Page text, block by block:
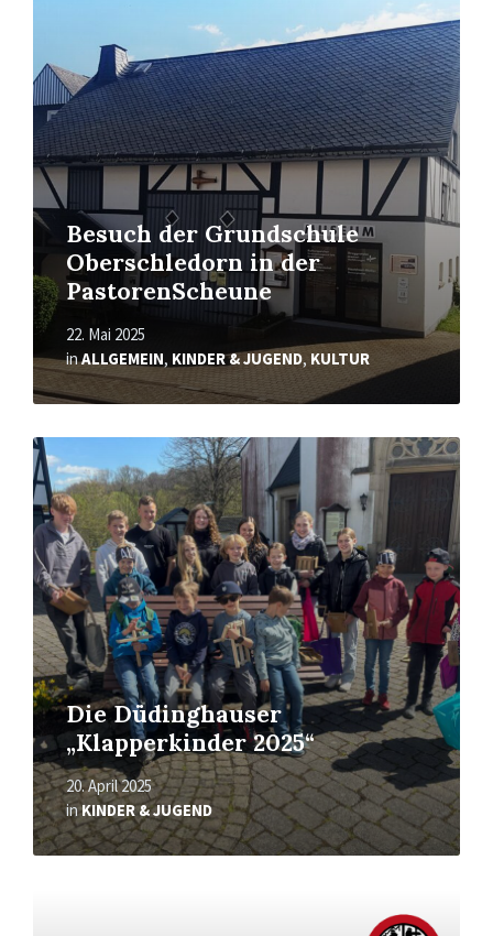
Besuch der Grundschule
Oberschledorn in der
PastorenScheune
22. Mai 2025
inALLGEMEIN, KINDER & JUGEND, KULTUR
Die Düdinghauser
„Klapperkinder 2025“
20. April 2025
inKINDER & JUGEND
Mehr
erfahren